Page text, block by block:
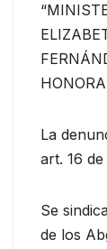
La
art. 16
Se
de los